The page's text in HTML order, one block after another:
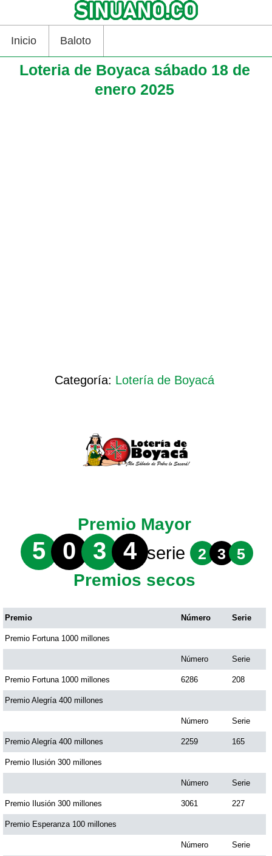
Inicio Baloto
Loteria de Boyaca sábado 18 de
enero 2025
Categoría: Lotería de Boyacá
Premio Mayor
5 0 3 4 serie 2 3 5
Premios secos
Premio Número Serie
Premio Fortuna 1000 millones
Número Serie
Premio Fortuna 1000 millones 6286 208
Premio Alegría 400 millones
Número Serie
Premio Alegría 400 millones 2259 165
Premio Ilusión 300 millones
Número Serie
Premio Ilusión 300 millones 3061 227
Premio Esperanza 100 millones
Número Serie